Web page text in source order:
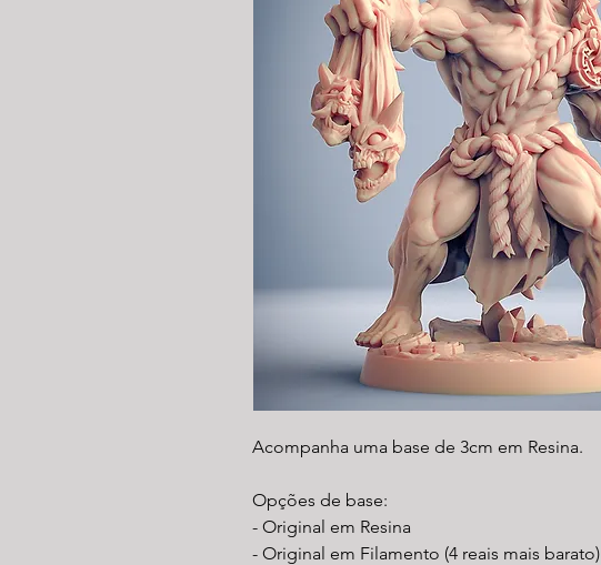
Acompanha uma base de 3cm em Resina.
Opções de base:
- Original em Resina
- Original em Filamento (4 reais mais barato)